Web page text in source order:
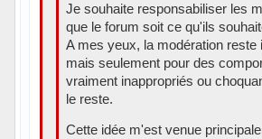
Je souhaite responsabiliser les
que le forum soit ce qu'ils
A mes yeux, la modération reste
mais seulement pour des
vraiment inappropriés ou
le reste.
Cette idée m'est venue